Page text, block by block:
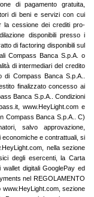
di pagamento gratuita,
di beni e servizi con cui
la cessione dei crediti pro-
disponibili presso i
di factoring disponibili sul
Compass Banca S.p.A. o
di intermediari del credito
Compass Banca S.p.A..
finalizzato concesso ai
Banca S.p.A.. Condizioni
www.HeyLight.com e
Compass Banca S.p.A.. C)
salvo approvazione,
e contrattuali, si
nella sezione
degli esercenti, la Carta
digitali GooglePay ed
nel REGOLAMENTO
www.HeyLight.com, sezione